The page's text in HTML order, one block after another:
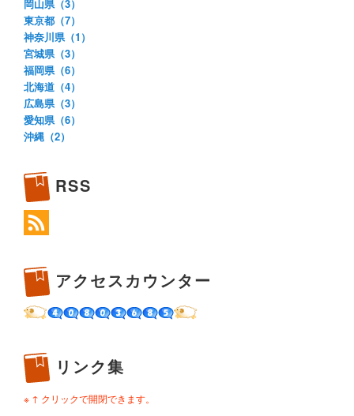
岡山県（3）
東京都（7）
神奈川県（1）
宮城県（3）
福岡県（6）
北海道（4）
広島県（3）
愛知県（6）
沖縄（2）
RSS
アクセスカウンター
リンク集
※ ↑ クリックで開閉できます。